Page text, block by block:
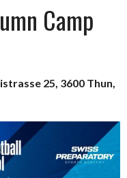
Camp
25, 3600 Thun,